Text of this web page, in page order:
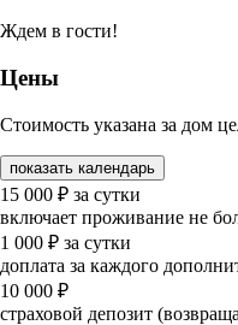
Ждем в гости!
Цены
Стоимость указана за дом
показать календарь
15 000 ₽ за сутки
включает проживание не
1 000 ₽ за сутки
доплата за каждого
10 000 ₽
страховой депозит